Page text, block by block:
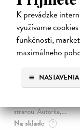
K prevádzke
využívame
funkčnosti,
maximálneho
NASTAVENIA
Obušky a
Karlíková Eva| Kniha
Kniha přináší
stranou. Autorka,…
Na sklade ?